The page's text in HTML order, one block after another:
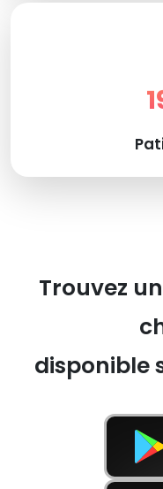
Trouvez
disponible